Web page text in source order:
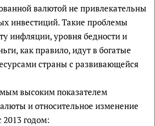
валютой не привлекательны
инвестиций. Такие проблемы
инфляции, уровня бедности и
как правило, идут в богатые
страны с развивающейся
высоким показателем
и относительное изменение
годом: